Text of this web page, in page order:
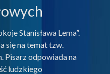
Stanisława Lema”.
się na temat tzw.
Pisarz odpowiada na
ludzkiego